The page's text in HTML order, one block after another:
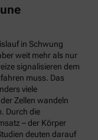
in Schwung
weit mehr als nur
signalisieren dem
muss. Das
viele
Zellen wandeln
Durch die
– der Körper
deuten darauf